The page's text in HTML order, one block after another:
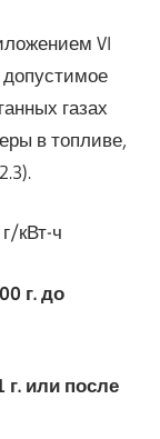
VI
допустимое
газах
в топливе,
г/кВт-ч
г. до
г. или после